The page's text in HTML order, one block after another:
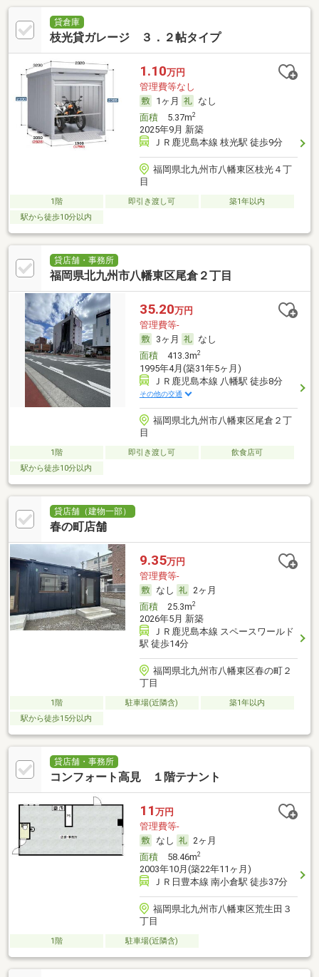
貸倉庫
枝光貸ガレージ ３．２帖タイプ
1.10万円
管理費等なし
1ヶ月
なし
面積5.37m2
2025年9月 新築
ＪＲ鹿児島本線 枝光駅 徒歩9分
福岡県北九州市八幡東区枝光４丁
目
1階 即引き渡し可
築1年以内
駅から徒歩10分以内
貸店舗・事務所
福岡県北九州市八幡東区尾倉２丁目
35.20万円
管理費等-
3ヶ月
なし
面積413.3m2
1995年4月(築31年5ヶ月)
ＪＲ鹿児島本線 八幡駅 徒歩8分
その他の交通
福岡県北九州市八幡東区尾倉２丁
目
1階 即引き渡し可
飲食店可
駅から徒歩10分以内
貸店舗（建物一部）
春の町店舗
9.35万円
管理費等-
なし
2ヶ月
面積25.3m2
2026年5月 新築
ＪＲ鹿児島本線 スペースワールド
駅 徒歩14分
福岡県北九州市八幡東区春の町２
丁目
1階 駐車場(近隣含)
築1年以内
駅から徒歩15分以内
貸店舗・事務所
コンフォート高見 １階テナント
11 万円
管理費等-
なし
2ヶ月
面積58.46m2
2003年10月(築22年11ヶ月)
ＪＲ日豊本線 南小倉駅 徒歩37分
福岡県北九州市八幡東区荒生田３
丁目
1階 駐車場(近隣含)